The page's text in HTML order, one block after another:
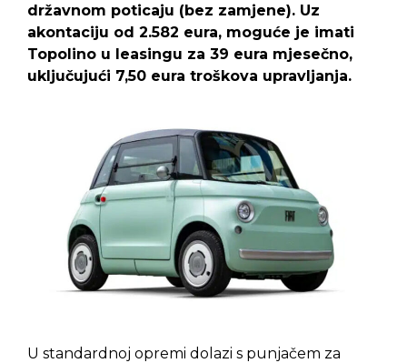
državnom poticaju (bez zamjene). Uz
akontaciju od 2.582 eura, moguće je imati
Topolino u leasingu za 39 eura mjesečno,
uključujući 7,50 eura troškova upravljanja.
U standardnoj opremi dolazi s punjačem za